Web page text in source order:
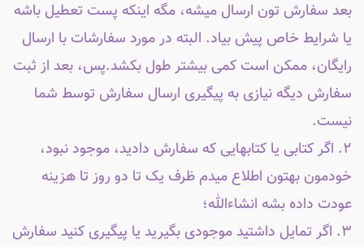
بعد سفارش تون ارسال میشه، مگه اینکه پست تعطیل باشه
یا شرایط خاص پیش بیاد. البته در مورد سفارشات با ارسال
رایگان، ممکن است کمی بیشتر طول بکشد.پس، بعد از ثبت
سفارش دیگه نیازی به پیگیری ارسال سفارش توسط شما
نیست.
۲. اگر کتابی یا کتابهایی که سفارش دادید، موجود نبود،
خودمون بهتون اطلاع میدم ظرف یک تا دو روز تا هزینه
عودت داده بشه انشاءالله؛
۳. اگر تمایل داشتید موجودی بگیرید یا پیگیری کنید سفارش